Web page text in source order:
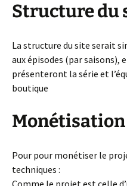
Structure du
La structure du site serait
aux épisodes (par saisons),
présenteront la série et
boutique
Monétisation
Pour pour monétiser le
techniques :
Comme le projet est celle